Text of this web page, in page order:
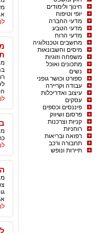
חינוך ולימודים
יופי וטיפוח
מדעי החברה
מדעי הטבע
מדעי הרוח
מחשבים וטכנולוגיה
מיסים וחשבונאות
משפחה וזוגיות
מתכונים ואוכל
נשים
ספורט וכושר גופני
עבודה וקריירה
עיצוב ואדריכלות
עסקים
פיננסים וכספים
פרסום ושיווק
קניות וצרכנות
רוחניות
רפואה ובריאות
תחבורה ורכב
תיירות ונופש